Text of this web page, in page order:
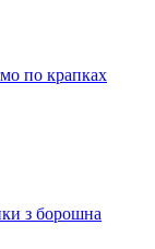
по крапках
з борошна